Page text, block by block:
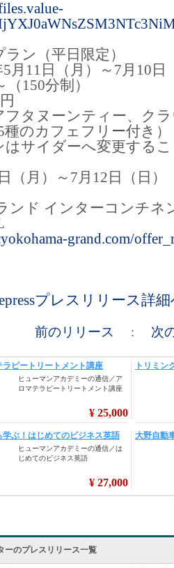
ン（平日限定）
月11日（月）～7月10日
150分制）
フタヌーンティー、ク
のカフェフリー付き）
はサイダーへ変更する
（月）～7月12日（日）
ンド インターコンチネ
grand.com/
プレスリリース詳
前のリリース : 次
ーのプレスリリース一覧